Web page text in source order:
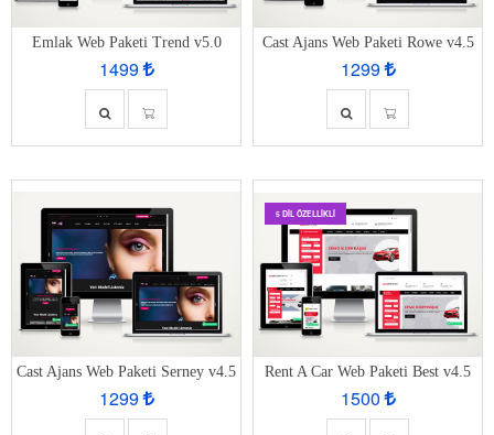
Emlak Web Paketi Trend v5.0
1499
Cast Ajans Web Paketi Rowe v4.5
1299
Cast Ajans Web Paketi Serney v4.5
1299
5 DIL ÖZELLIKLI
Rent A Car Web Paketi Best v4.5
1500